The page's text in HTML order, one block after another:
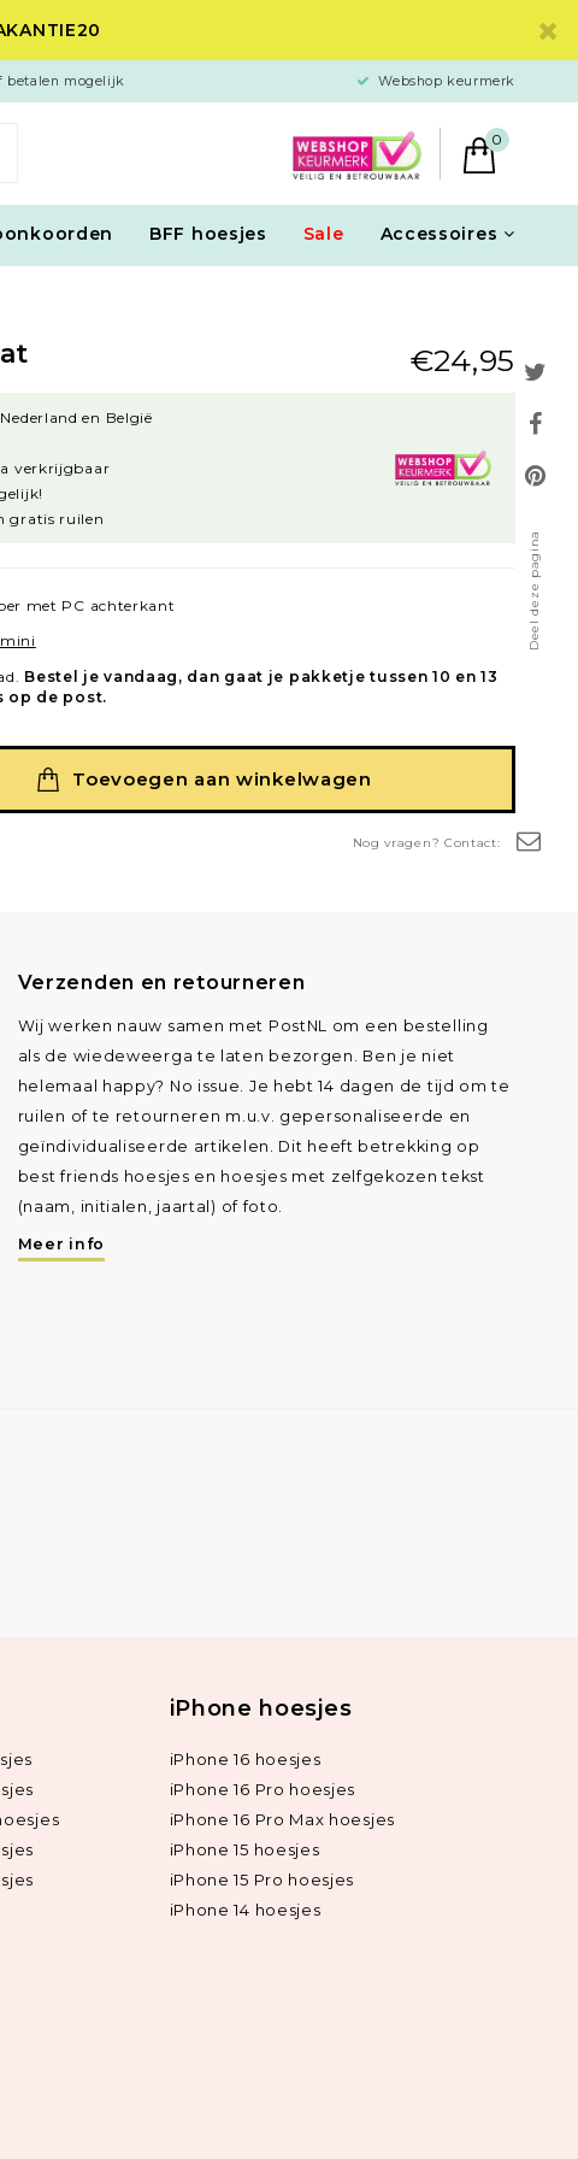
betalen mogelijk Webshop keurmerk
0
BFF hoesjes Sale Accessoires
Deel deze pagina
Nog vragen? Contact:
€24,95
en België
verkrijgbaar
gratis ruilen
met PC achterkant
Bestel je vandaag, dan gaat je pakketje tussen 10 en 13
op de post.
Toevoegen aan winkelwagen
Verzenden en retourneren
Wij werken nauw samen met PostNL om een bestelling
als de wiedeweerga te laten bezorgen. Ben je niet
helemaal happy? No issue. Je hebt 14 dagen de tijd om te
ruilen of te retourneren m.u.v. gepersonaliseerde en
geïndividualiseerde artikelen. Dit heeft betrekking op
best friends hoesjes en hoesjes met zelfgekozen tekst
(naam, initialen, jaartal) of foto.
Meer info
iPhone hoesjes
iPhone 16 hoesjes
iPhone 16 Pro hoesjes
iPhone 16 Pro Max hoesjes
iPhone 15 hoesjes
iPhone 15 Pro hoesjes
iPhone 14 hoesjes